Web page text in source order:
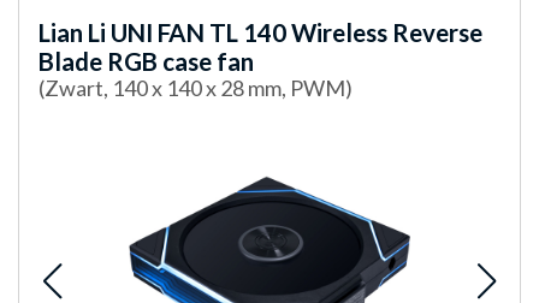
Lian Li UNI FAN TL 140 Wireless Reverse
Blade RGB case fan
(Zwart, 140 x 140 x 28 mm, PWM)